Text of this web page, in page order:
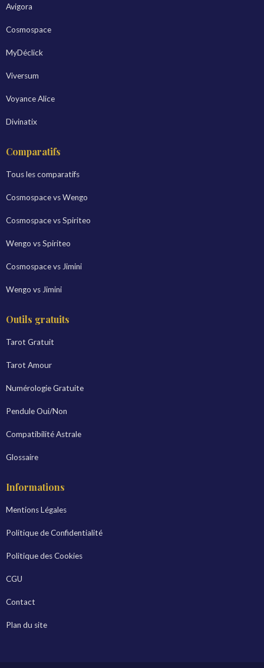
Avigora
Cosmospace
MyDéclick
Viversum
Voyance Alice
Divinatix
Comparatifs
Tous les comparatifs
Cosmospace vs Wengo
Cosmospace vs Spiriteo
Wengo vs Spiriteo
Cosmospace vs Jimini
Wengo vs Jimini
Outils gratuits
Tarot Gratuit
Tarot Amour
Numérologie Gratuite
Pendule Oui/Non
Compatibilité Astrale
Glossaire
Informations
Mentions Légales
Politique de Confidentialité
Politique des Cookies
CGU
Contact
Plan du site